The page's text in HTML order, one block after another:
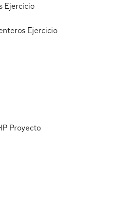
Ejercicio
Ejercicio
Proyecto